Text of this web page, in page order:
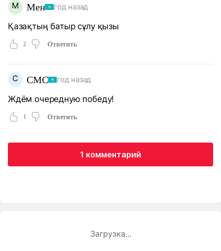
М Мен год назад
Қазақтың батыр сұлу қызы
2 Ответить
С СМС год назад
Ждём очередную победу!
1 Ответить
1 комментарий
Загрузка...